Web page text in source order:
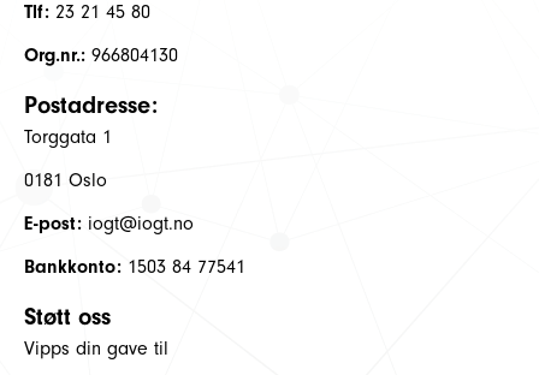
Tlf: 23 21 45 80
Org.nr.: 966804130
Postadresse:
Torggata 1
0181 Oslo
E-post: iogt@iogt.no
Bankkonto: 1503 84 77541
Støtt oss
Vipps din gave til